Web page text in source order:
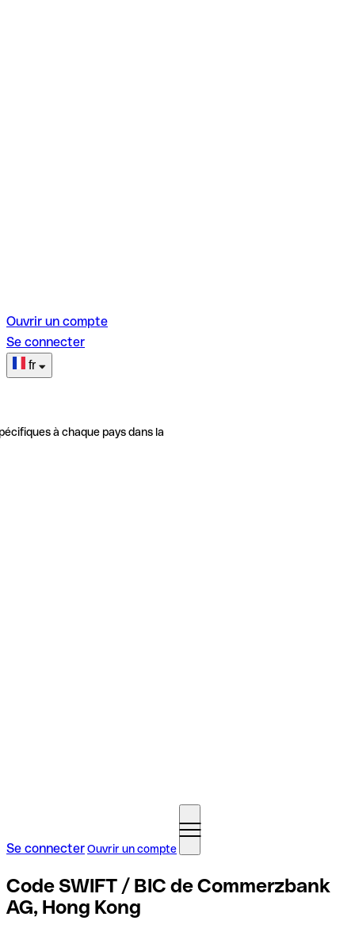
Ouvrir un compte
Se connecter
fr
à chaque pays dans la
Se connecterOuvrir un compte
Code SWIFT / BIC de Commerzbank
AG, Hong Kong